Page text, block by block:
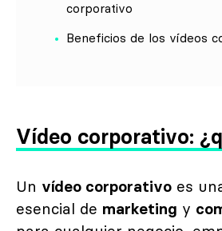
corporativo
Beneficios de los vídeos
Vídeo corporativo:
Un vídeo corporativo es
esencial de marketing y